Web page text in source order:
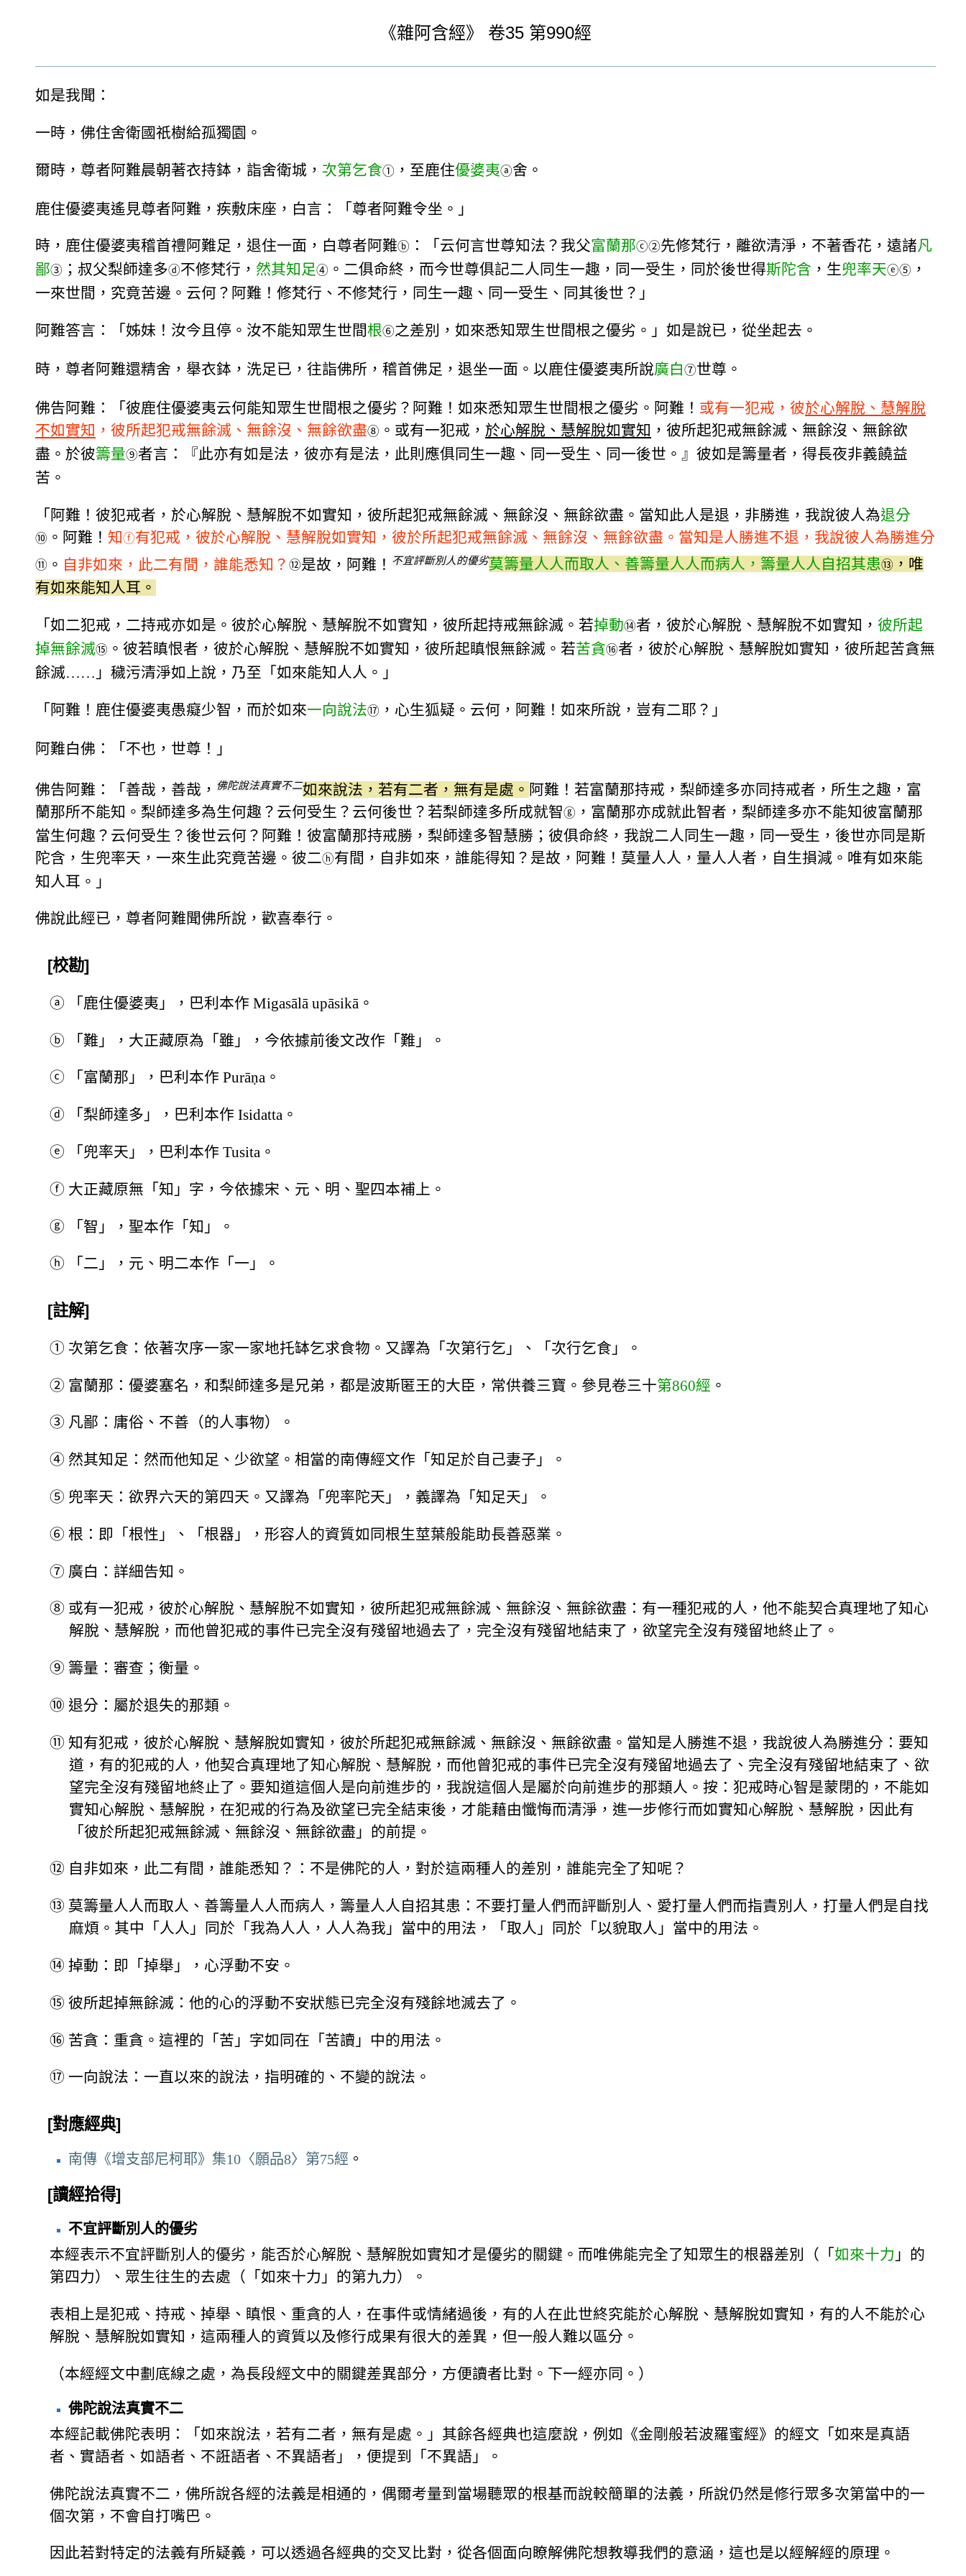
《雜阿含經》 卷35 第990經
如是我聞：
一時，佛住舍衛國祇樹給孤獨園。
爾時，尊者阿難晨朝著衣持鉢，詣舍衛城， 次第乞食① ，至鹿住優婆夷ⓐ舍。
鹿住優婆夷遙見尊者阿難，疾敷床座，白言：「尊者阿難令坐。」
時，鹿住優婆夷稽首禮阿難足，退住一面，白尊者阿難ⓑ ：「云何言世尊知法？我父富蘭那ⓒ②先修梵行，離欲清淨，不著香花，遠諸凡
鄙③ ；叔父梨師達多ⓓ不修梵行， 然其知足④ 。二俱命終，而今世尊俱記二人同生一趣，同一受生，同於後世得斯陀含 ，生兜率天ⓔ⑤ ，
一來世間，究竟苦邊。云何？阿難！修梵行、不修梵行，同生一趣、同一受生、同其後世？」
阿難答言：「姊妹！汝今且停。汝不能知眾生世間根⑥之差別，如來悉知眾生世間根之優劣。」如是說已，從坐起去。
時，尊者阿難還精舍，舉衣鉢，洗足已，往詣佛所，稽首佛足，退坐一面。以鹿住優婆夷所說廣白⑦世尊。
佛告阿難：「彼鹿住優婆夷云何能知眾生世間根之優劣？阿難！如來悉知眾生世間根之優劣。阿難！ 或有一犯戒，彼於心解脫、慧解脫
不如實知 ，彼所起犯戒無餘滅、無餘沒、無餘欲盡⑧ 。或有一犯戒， 於心解脫、慧解脫如實知 ，彼所起犯戒無餘滅、無餘沒、無餘欲
盡。於彼籌量⑨者言：『此亦有如是法，彼亦有是法，此則應俱同生一趣、同一受生、同一後世。』彼如是籌量者，得長夜非義饒益
苦。
「阿難！彼犯戒者，於心解脫、慧解脫不如實知，彼所起犯戒無餘滅、無餘沒、無餘欲盡。當知此人是退，非勝進，我說彼人為退分
⑩ 。阿難！ 知ⓕ有犯戒，彼於心解脫、慧解脫如實知，彼於所起犯戒無餘滅、無餘沒、無餘欲盡。當知是人勝進不退，我說彼人為勝進分
⑪ 。 自非如來，此二有間，誰能悉知？ ⑫是故，阿難！ 不宜評斷別人的優劣莫籌量人人而取人、善籌量人人而病人，籌量人人自招其患⑬ ，唯
有如來能知人耳。
「如二犯戒，二持戒亦如是。彼於心解脫、慧解脫不如實知，彼所起持戒無餘滅。若掉動⑭者，彼於心解脫、慧解脫不如實知， 彼所起
掉無餘滅⑮ 。彼若瞋恨者，彼於心解脫、慧解脫不如實知，彼所起瞋恨無餘滅。若苦貪⑯者，彼於心解脫、慧解脫如實知，彼所起苦貪無
餘滅……」穢污清淨如上說，乃至「如來能知人人。」
「阿難！鹿住優婆夷愚癡少智，而於如來一向說法⑰ ，心生狐疑。云何，阿難！如來所說，豈有二耶？」
阿難白佛：「不也，世尊！」
佛告阿難：「善哉，善哉， 佛陀說法真實不二如來說法，若有二者，無有是處。 阿難！若富蘭那持戒，梨師達多亦同持戒者，所生之趣，富
蘭那所不能知。梨師達多為生何趣？云何受生？云何後世？若梨師達多所成就智ⓖ ，富蘭那亦成就此智者，梨師達多亦不能知彼富蘭那
當生何趣？云何受生？後世云何？阿難！彼富蘭那持戒勝，梨師達多智慧勝；彼俱命終，我說二人同生一趣，同一受生，後世亦同是斯
陀含，生兜率天，一來生此究竟苦邊。彼二ⓗ有間，自非如來，誰能得知？是故，阿難！莫量人人，量人人者，自生損減。唯有如來能
知人耳。」
佛說此經已，尊者阿難聞佛所說，歡喜奉行。
[校勘]
ⓐ 「鹿住優婆夷」，巴利本作 Migasālā upāsikā。
ⓑ 「難」，大正藏原為「雖」，今依據前後文改作「難」。
ⓒ 「富蘭那」，巴利本作 Purāṇa。
ⓓ 「梨師達多」，巴利本作 Isidatta。
ⓔ 「兜率天」，巴利本作 Tusita。
ⓕ 大正藏原無「知」字，今依據宋、元、明、聖四本補上。
ⓖ 「智」，聖本作「知」。
ⓗ 「二」，元、明二本作「一」。
[註解]
① 次第乞食：依著次序一家一家地托缽乞求食物。又譯為「次第行乞」、「次行乞食」。
② 富蘭那：優婆塞名，和梨師達多是兄弟，都是波斯匿王的大臣，常供養三寶。參見卷三十第860經 。
③ 凡鄙：庸俗、不善（的人事物）。
④ 然其知足：然而他知足、少欲望。相當的南傳經文作「知足於自己妻子」。
⑤ 兜率天：欲界六天的第四天。又譯為「兜率陀天」，義譯為「知足天」。
⑥ 根：即「根性」、「根器」，形容人的資質如同根生莖葉般能助長善惡業。
⑦ 廣白：詳細告知。
⑧ 或有一犯戒，彼於心解脫、慧解脫不如實知，彼所起犯戒無餘滅、無餘沒、無餘欲盡：有一種犯戒的人，他不能契合真理地了知心
解脫、慧解脫，而他曾犯戒的事件已完全沒有殘留地過去了，完全沒有殘留地結束了，欲望完全沒有殘留地終止了。
⑨ 籌量：審查；衡量。
⑩ 退分：屬於退失的那類。
⑪ 知有犯戒，彼於心解脫、慧解脫如實知，彼於所起犯戒無餘滅、無餘沒、無餘欲盡。當知是人勝進不退，我說彼人為勝進分：要知
道，有的犯戒的人，他契合真理地了知心解脫、慧解脫，而他曾犯戒的事件已完全沒有殘留地過去了、完全沒有殘留地結束了、欲
望完全沒有殘留地終止了。要知道這個人是向前進步的，我說這個人是屬於向前進步的那類人。按：犯戒時心智是蒙閉的，不能如
實知心解脫、慧解脫，在犯戒的行為及欲望已完全結束後，才能藉由懺悔而清淨，進一步修行而如實知心解脫、慧解脫，因此有
「彼於所起犯戒無餘滅、無餘沒、無餘欲盡」的前提。
⑫ 自非如來，此二有間，誰能悉知？：不是佛陀的人，對於這兩種人的差別，誰能完全了知呢？
⑬ 莫籌量人人而取人、善籌量人人而病人，籌量人人自招其患：不要打量人們而評斷別人、愛打量人們而指責別人，打量人們是自找
麻煩。其中「人人」同於「我為人人，人人為我」當中的用法，「取人」同於「以貌取人」當中的用法。
⑭ 掉動：即「掉舉」，心浮動不安。
⑮ 彼所起掉無餘滅：他的心的浮動不安狀態已完全沒有殘餘地滅去了。
⑯ 苦貪：重貪。這裡的「苦」字如同在「苦讀」中的用法。
⑰ 一向說法：一直以來的說法，指明確的、不變的說法。
[對應經典]
南傳《增支部尼柯耶》集10〈願品8〉第75經 。
[讀經拾得]
不宜評斷別人的優劣
本經表示不宜評斷別人的優劣，能否於心解脫、慧解脫如實知才是優劣的關鍵。而唯佛能完全了知眾生的根器差別（「 如來十力 」的
第四力）、眾生往生的去處（「如來十力」的第九力）。
表相上是犯戒、持戒、掉舉、瞋恨、重貪的人，在事件或情緒過後，有的人在此世終究能於心解脫、慧解脫如實知，有的人不能於心
解脫、慧解脫如實知，這兩種人的資質以及修行成果有很大的差異，但一般人難以區分。
（本經經文中劃底線之處，為長段經文中的關鍵差異部分，方便讀者比對。下一經亦同。）
佛陀說法真實不二
本經記載佛陀表明：「如來說法，若有二者，無有是處。」其餘各經典也這麼說，例如《金剛般若波羅蜜經》的經文「如來是真語
者、實語者、如語者、不誑語者、不異語者」，便提到「不異語」。
佛陀說法真實不二，佛所說各經的法義是相通的，偶爾考量到當場聽眾的根基而說較簡單的法義，所說仍然是修行眾多次第當中的一
個次第，不會自打嘴巴。
因此若對特定的法義有所疑義，可以透過各經典的交叉比對，從各個面向瞭解佛陀想教導我們的意涵，這也是以經解經的原理。